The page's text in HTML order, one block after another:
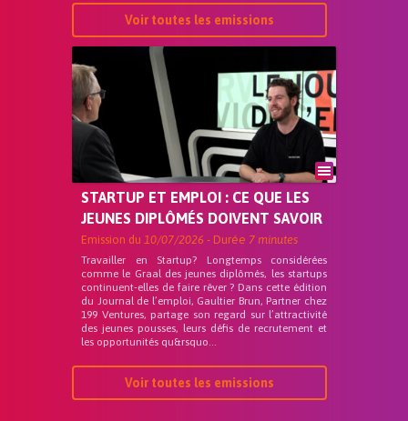
Voir toutes les emissions
STARTUP ET EMPLOI : CE QUE LES
JEUNES DIPLÔMÉS DOIVENT SAVOIR
Emission du 10/07/2026 - Durée 7 minutes
Travailler en Startup? Longtemps considérées
comme le Graal des jeunes diplômés, les startups
continuent-elles de faire rêver ? Dans cette édition
du Journal de l’emploi, Gaultier Brun, Partner chez
199 Ventures, partage son regard sur l’attractivité
des jeunes pousses, leurs défis de recrutement et
les opportunités qu&rsquo...
Voir toutes les emissions